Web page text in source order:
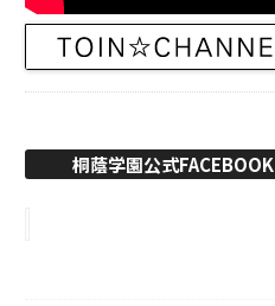
桐蔭学園公式FACEBOOK